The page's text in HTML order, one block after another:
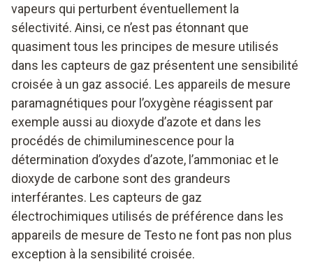
vapeurs qui perturbent éventuellement la
sélectivité. Ainsi, ce n’est pas étonnant que
quasiment tous les principes de mesure utilisés
dans les capteurs de gaz présentent une sensibilité
croisée à un gaz associé. Les appareils de mesure
paramagnétiques pour l’oxygène réagissent par
exemple aussi au dioxyde d’azote et dans les
procédés de chimiluminescence pour la
détermination d’oxydes d’azote, l’ammoniac et le
dioxyde de carbone sont des grandeurs
interférantes. Les capteurs de gaz
électrochimiques utilisés de préférence dans les
appareils de mesure de Testo ne font pas non plus
exception à la sensibilité croisée.